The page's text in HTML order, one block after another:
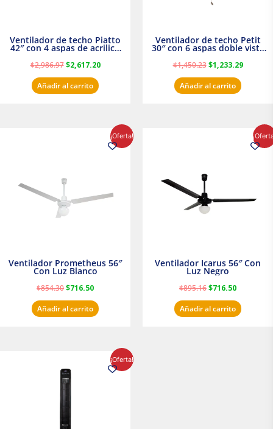
Ventilador de techo Piatto
42″ con 4 aspas de acrilico
transparente
$2,986.97 $2,617.20
Añadir al carrito
Ventilador de techo Petit
30″ con 6 aspas doble vista
Satinado Masterfan
$1,450.23 $1,233.29
Añadir al carrito
¡Oferta!
Ventilador Prometheus 56″
Con Luz Blanco
$854.30$716.50
precio
actual
Añadir al carrito
Ventilador Icarus 56″ Con
Luz Negro
$895.16$716.50
precio
actual
Añadir al carrito
¡Oferta!
original
era:
precio
actual